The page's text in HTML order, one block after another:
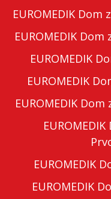
EUROMEDIK Dom
EUROMEDIK
EUROMEDIK
EUROMEDIK
EUROMEDIK
EUROMEDIK
EUROMEDIK